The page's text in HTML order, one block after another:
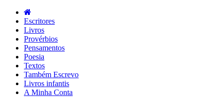
Escritores
Livros
Provérbios
Pensamentos
Poesia
Textos
Também Escrevo
Livros infantis
A Minha Conta